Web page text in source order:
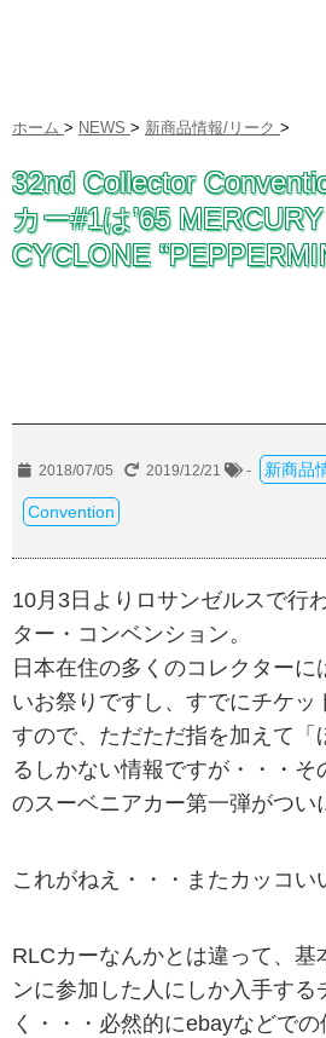
ホーム > NEWS > 新商品情報/リーク >
32nd Collector
カー#1は’65
CYCLONE
2018/07/05 2019/12/21 - 新商品
Convention
10月3日よりロサンゼルスで行
ター・コンベンション。
日本在住の多くのコレクターに
いお祭りですし、すでにチケッ
すので、ただただ指を加えて「
るしかない情報ですが・・・そ
のスーベニアカー第一弾がつい
これがねえ・・・またカッコい
RLCカーなんかとは違って、基
ンに参加した人にしか入手する
く・・・必然的にebayなどで